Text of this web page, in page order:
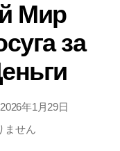
Мир
за
2026年1月29日
ません